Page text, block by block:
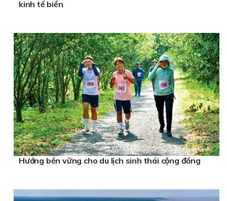
kinh tế biển
Hướng bền vững cho du lịch sinh thái cộng đồng